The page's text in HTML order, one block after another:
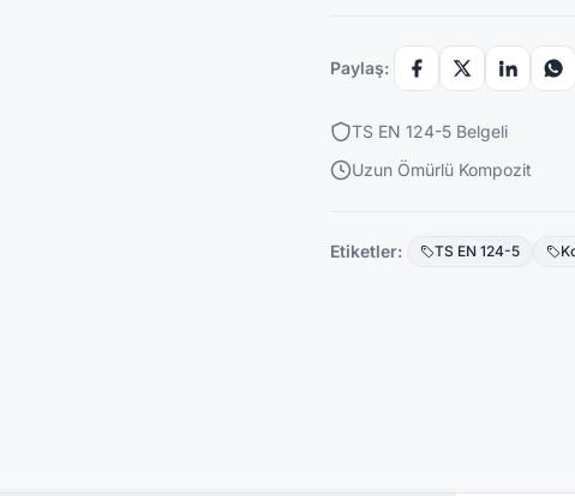
Paylaş:
TS EN 124-5 Belgeli
Uzun Ömürlü Kompozit
Etiketler: TS EN 124-5